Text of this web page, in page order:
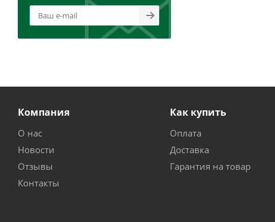
Компания
О нас
Новости
Отзывы
Контакты
Как купить
Оплата
Доставка
Гарантия на товар